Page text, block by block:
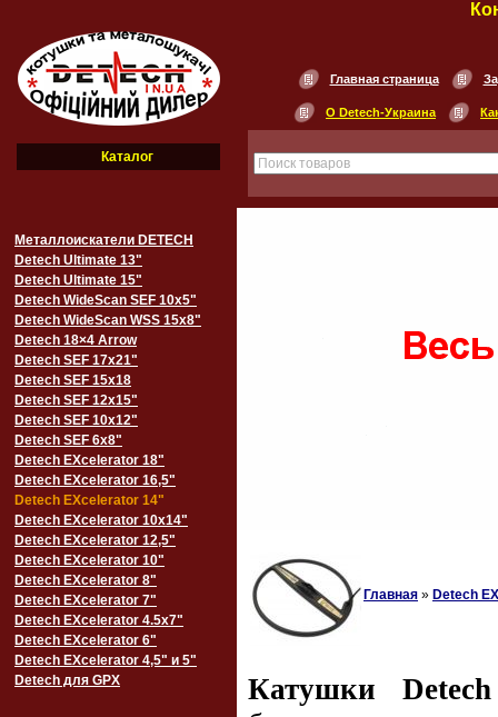
Каталог
Главная страница
О Detech-Украина
Металлоискатели DETECH
Detech Ultimate 13"
Detech Ultimate 15"
Detech WideScan SEF 10х5"
Detech WideScan WSS 15х8"
Detech 18×4 Arrow
Detech SEF 17х21"
Detech SEF 15х18
Detech SEF 12х15"
Detech SEF 10х12"
Detech SEF 6х8"
Detech EXcelerator 18"
Detech EXcelerator 16,5"
Detech EXcelerator 14"
Detech EXcelerator 10x14"
Detech EXcelerator 12,5"
Detech EXcelerator 10"
Detech EXcelerator 8"
Detech EXcelerator 7"
Detech EXcelerator 4.5x7"
Detech EXcelerator 6"
Detech EXcelerator 4,5" и 5"
Detech для GPX
Главная » Detech
Катушки